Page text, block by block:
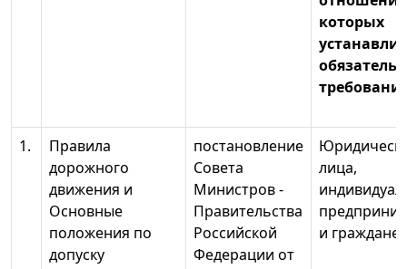
которых
1.
Правила
дорожного
движения и
Основные
положения по
допуску
постановление
Совета
Министров -
Правительства
Российской
Федерации от
лица,
и граждане